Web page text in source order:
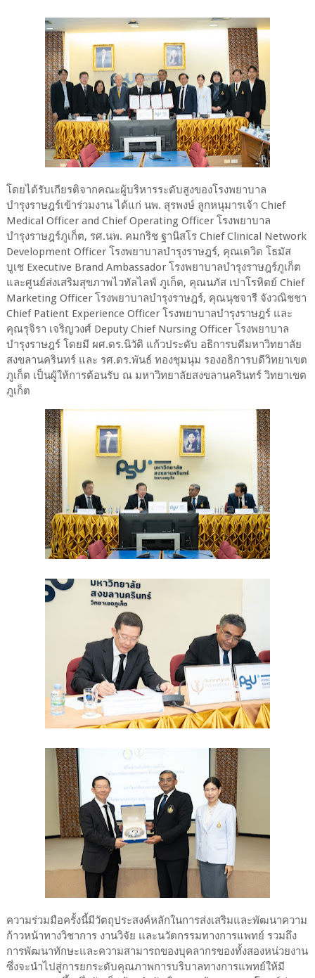
โดยได้รับเกียรติจากคณะผู้บริหารระดับสูงของโรงพยาบาล
บำรุงราษฎร์เข้าร่วมงาน ได้แก่ นพ. สุรพงษ์ ลูกหนุมารเจ้า Chief
Medical Officer and Chief Operating Officer โรงพยาบาล
บำรุงราษฎร์ภูเก็ต, รศ.นพ. คมกริช ฐานิสโร Chief Clinical Network
Development Officer โรงพยาบาลบำรุงราษฎร์, คุณเดวิด โธมัส
บูเช Executive Brand Ambassador โรงพยาบาลบำรุงราษฎร์ภูเก็ต
และศูนย์ส่งเสริมสุขภาพไวทัลไลฟ์ ภูเก็ต, คุณนภัส เปาโรหิตย์ Chief
Marketing Officer โรงพยาบาลบำรุงราษฎร์, คุณนุชจารี จังวณิชชา
Chief Patient Experience Officer โรงพยาบาลบำรุงราษฎร์ และ
คุณรุจิรา เจริญวงศ์ Deputy Chief Nursing Officer โรงพยาบาล
บำรุงราษฎร์ โดยมี ผศ.ดร.นิวัติ แก้วประดับ อธิการบดีมหาวิทยาลัย
สงขลานครินทร์ และ รศ.ดร.พันธ์ ทองชุมนุม รองอธิการบดีวิทยาเขต
ภูเก็ต เป็นผู้ให้การต้อนรับ ณ มหาวิทยาลัยสงขลานครินทร์ วิทยาเขต
ภูเก็ต
ความร่วมมือครั้งนี้มีวัตถุประสงค์หลักในการส่งเสริมและพัฒนาความ
ก้าวหน้าทางวิชาการ งานวิจัย และนวัตกรรมทางการแพทย์ รวมถึง
การพัฒนาทักษะและความสามารถของบุคลากรของทั้งสองหน่วยงาน
ซึ่งจะนำไปสู่การยกระดับคุณภาพการบริบาลทางการแพทย์ให้มี